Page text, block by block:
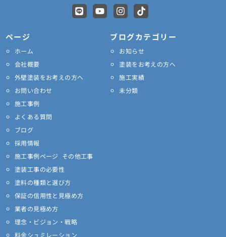
L
i
Y
o
I
n
t
g
r
m
T
i
t
k
ページ
ホーム
会社概要
外壁塗装をお考えの方へ
お問い合わせ
施工事例
よくある質問
ブログ
採用情報
施工事例ページ その他工事
塗装工事の必要性
塗料の種類と選び方
保証の信用性と見極め方
業者の見極め方
理念・ビジョン・戦略
料金シュミレーション
ブログカテゴリー
お知らせ
塗装をお考えの方へ
施工実績
未分類